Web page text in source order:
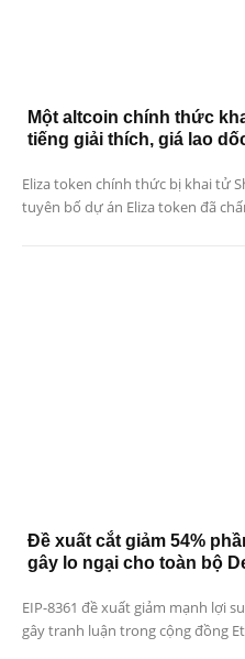
Một altcoin chính thức
tiếng giải thích, giá lao
Eliza token chính thức bị khai tử
tuyên bố dự án Eliza token đã
Đề xuất cắt giảm 54%
gây lo ngại cho toàn bộ
EIP-8361 đề xuất giảm mạnh lợi
gây tranh luận trong cộng đồng